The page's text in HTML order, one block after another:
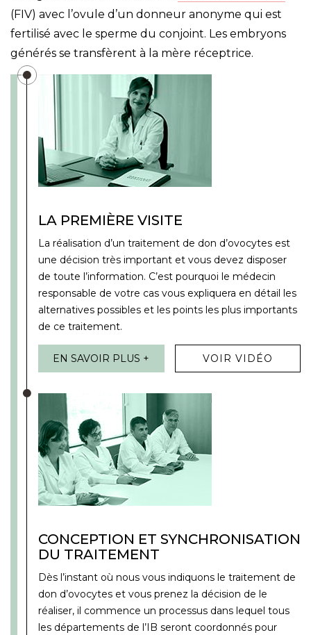
(FIV) avec l’ovule d’un donneur anonyme qui est
fertilisé avec le sperme du conjoint. Les embryons
générés se transfèrent à la mère réceptrice.
LA PREMIÈRE VISITE
La réalisation d’un traitement de don d’ovocytes est
une décision très important et vous devez disposer
de toute l’information. C’est pourquoi le médecin
responsable de votre cas vous expliquera en détail les
alternatives possibles et les points les plus importants
de ce traitement.
EN SAVOIR PLUS + VOIR VIDÉO
CONCEPTION ET SYNCHRONISATION
DU TRAITEMENT
Dès l’instant où nous vous indiquons le traitement de
don d’ovocytes et vous prenez la décision de le
réaliser, il commence un processus dans lequel tous
les départements de l’IB seront coordonnés pour